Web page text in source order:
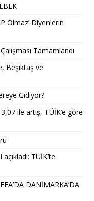
Olmaz’ Diyenlerin
Tamamlandı
Beşiktaş ve
Gidiyor?
ile artış, TÜİK’e göre
TÜİK’te
DANİMARKA’DA